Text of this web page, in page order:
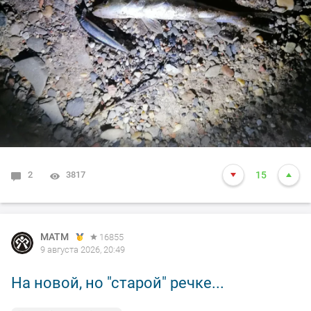
Вот как то так) А судака как не обнаруживал в июле
так и сейчас не могу разловиться по нему.... Прошлые
годы ловился успешно с 22 до 12 ночи, в этом году
тишина. Может время выхода сместилось с до 0 час
на более позднее, но стоять до 3 ночи - просто не
вывожу))) Кто в тех краях ночью выходит искать
судака - подскажите как у вас результат в этом сезоне?
2 3817 15
MATM
16855
9 августа 2026, 20:49
На новой, но "старой" речке...